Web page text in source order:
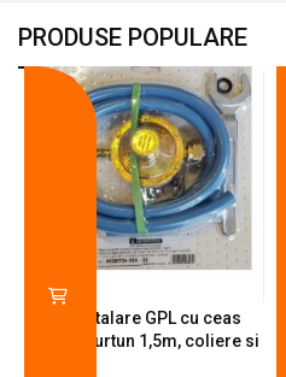
PRODUSE POPULARE
Kit instalare GPL cu ceas
butelie, furtun 1,5m, coliere si